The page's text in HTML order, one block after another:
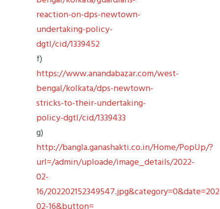
reaction-on-dps-newtown-
undertaking-policy-
dgtl/cid/1339452
f)
https://www.anandabazar.com/west-
bengal/kolkata/dps-newtown-
stricks-to-their-undertaking-
policy-dgtl/cid/1339433
g)
http://bangla.ganashakti.co.in/Home/PopUp/?
url=/admin/uploade/image_details/2022-
02-
16/
02-16&button=